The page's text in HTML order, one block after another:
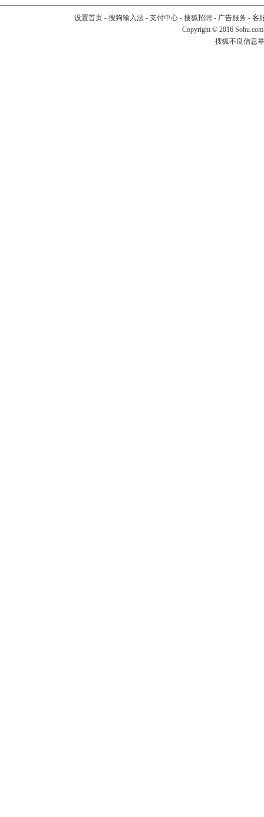
设置首页- 搜狗输入法- 支付中心- 搜狐招聘- 广告服务 - 客
Copyright © 2016
搜狐不良信息